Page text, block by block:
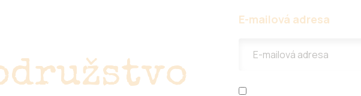
E-mailová adresa